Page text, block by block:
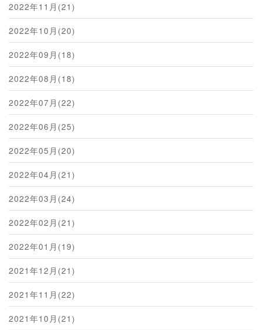
2022年11月(21)
2022年10月(20)
2022年09月(18)
2022年08月(18)
2022年07月(22)
2022年06月(25)
2022年05月(20)
2022年04月(21)
2022年03月(24)
2022年02月(21)
2022年01月(19)
2021年12月(21)
2021年11月(22)
2021年10月(21)